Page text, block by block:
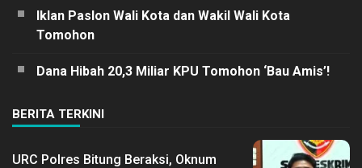
Iklan Paslon Wali Kota dan Wakil Wali Kota
Tomohon
Dana Hibah 20,3 Miliar KPU Tomohon ‘Bau Amis’!
BERITA TERKINI
URC Polres Bitung Beraksi, Oknum